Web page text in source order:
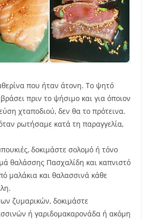
που ήταν άτονη. Το ψητό
πριν το ψήσιμο και για όποιον
χταποδιού, δεν θα το πρότεινα.
ρωτήσαμε κατά τη παραγγελία,
δοκιμάστε σολομό ή τόνο
θαλάσσης Πασχαλίδη και καπνιστό
μαλάκια και θαλασσινά κάθε
ζυμαρικών, δοκιμάστε
ή γαριδομακαρονάδα ή ακόμη